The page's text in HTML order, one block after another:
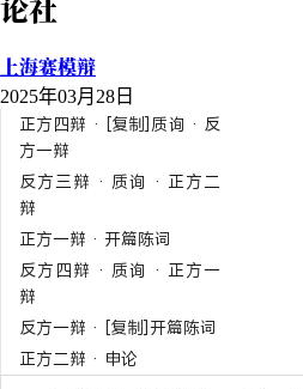
上海赛模辩
2025年03月28日
正方四辩 · [复制]质询 · 反
方一辩
反方三辩 · 质询 · 正方二
辩
正方一辩 · 开篇陈词
反方四辩 · 质询 · 正方一
辩
反方一辩 · [复制]开篇陈词
正方二辩 · 申论